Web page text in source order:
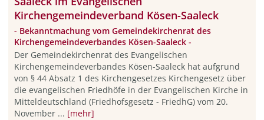
Kirchengemeindeverband Kösen-Saaleck
- Bekanntmachung vom Gemeindekirchenrat des
Kirchengemeindeverbandes Kösen-Saaleck -
Der Gemeindekirchenrat des Evangelischen
Kirchengemeindeverbandes Kösen-Saaleck hat auf­grund
von § 44 Absatz 1 des Kirchengesetzes Kirchengesetz über
die evangelischen Friedhöfe in der Evangelischen Kirche in
Mitteldeutschland (Friedhofsgesetz - FriedhG) vom 20.
November ... [mehr]